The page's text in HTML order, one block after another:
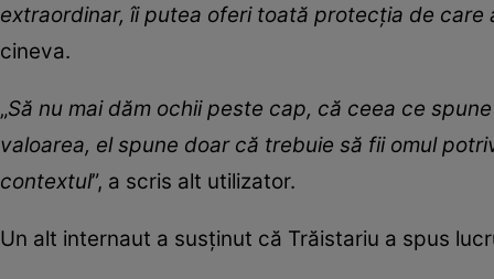
extraordinar, îi putea oferi toată protecția de
cineva.
„Să nu mai dăm ochii peste cap, că ceea ce
valoarea, el spune doar că trebuie să fii omul
contextul”, a scris alt utilizator.
Un alt internaut a susținut că Trăistariu a spus